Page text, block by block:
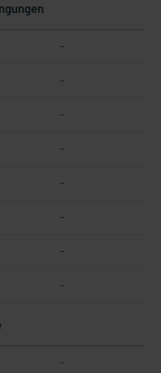
-
-
-
-
-
-
-
-
-